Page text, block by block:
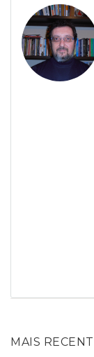
MAIS